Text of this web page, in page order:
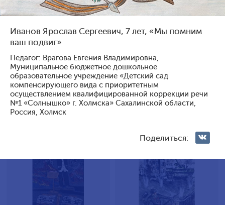
Иванов Ярослав Сергеевич, 7 лет, «Мы помним
ваш подвиг»
Педагог: Врагова Евгения Владимировна,
Муниципальное бюджетное дошкольное
образовательное учреждение «Детский сад
компенсирующего вида с приоритетным
осуществлением квалифицированной коррекции речи
№1 «Солнышко» г. Холмска» Сахалинской области,
Россия, Холмск
Поделиться:
от 15 до 18 лет
Сортировать по результату:
Голосование жюри
Голосования зрителей